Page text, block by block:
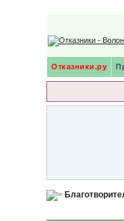
Отказники.ру